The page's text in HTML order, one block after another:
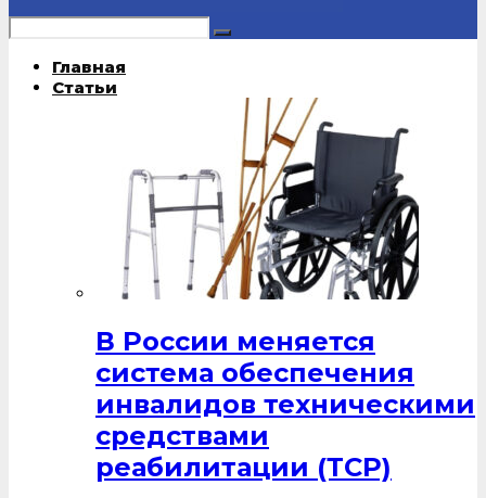
Главная
Статьи
В России меняется
система обеспечения
инвалидов техническими
средствами
реабилитации (ТСР)